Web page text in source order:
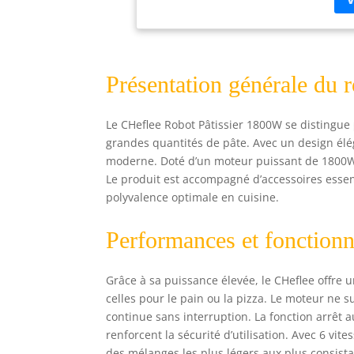
【
4,
【
Présentation générale du
Le CHeflee Robot Pâtissier 1800W se
grandes quantités de pâte. Avec un design
moderne. Doté d’un moteur puissant de
Le produit est accompagné d’accessoires
polyvalence optimale en cuisine.
Performances et
Grâce à sa puissance élevée, le CHeflee
celles pour le pain ou la pizza. Le moteur ne
continue sans interruption. La fonction arrêt
renforcent la sécurité d’utilisation. Avec 6